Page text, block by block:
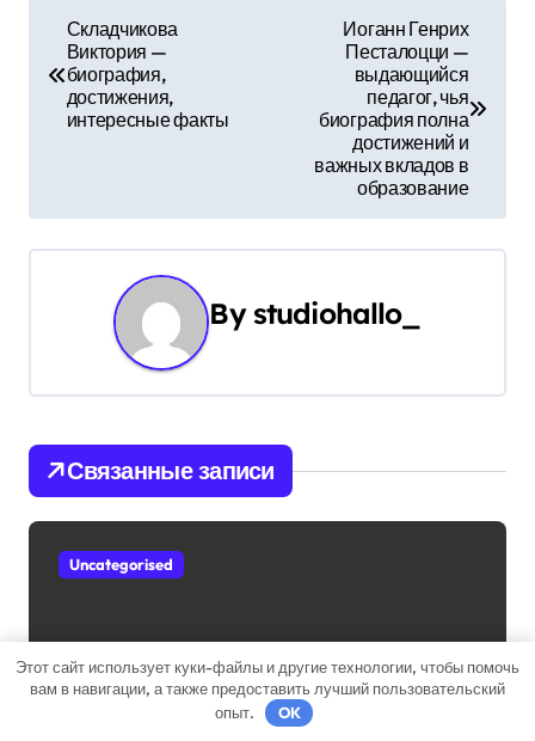
г
а
п
о
п
и
Складчикова
Виктория —
биография,
достижения,
интересные факты
Иоганн Генрих
Песталоцци —
выдающийся
педагог, чья
биография полна
достижений и
важных вкладов в
образование
By studiohallo_
Связанные записи
Uncategorised
Ихтиоловая мазь: применение для
Этот сайт использует куки-файлы и другие технологии, чтобы помочь
вам в навигации, а также предоставить лучший пользовательский
опыт.
OK